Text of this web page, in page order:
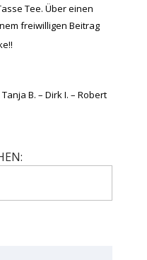
Tee. Über einen
freiwilligen Beitrag
B. – Dirk I. – Robert